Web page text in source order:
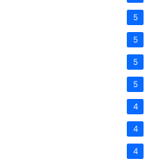
5
5
5
5
4
4
4